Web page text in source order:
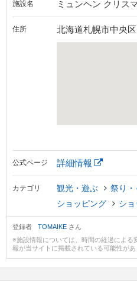
施設名 ミュンヘン クリス
住所 北海道札幌市中央
公式ページ 詳細情報
カテゴリ 観光・遊ぶ
祭り・
ショッピング
シ
登録者 TOMAIKE さん
※施設情報については、時間の経過による
報が当サイトに掲載されている可能性があ